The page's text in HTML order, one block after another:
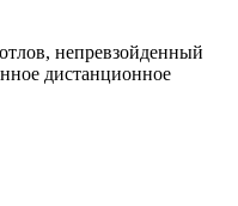
непревзойденный
дистанционное